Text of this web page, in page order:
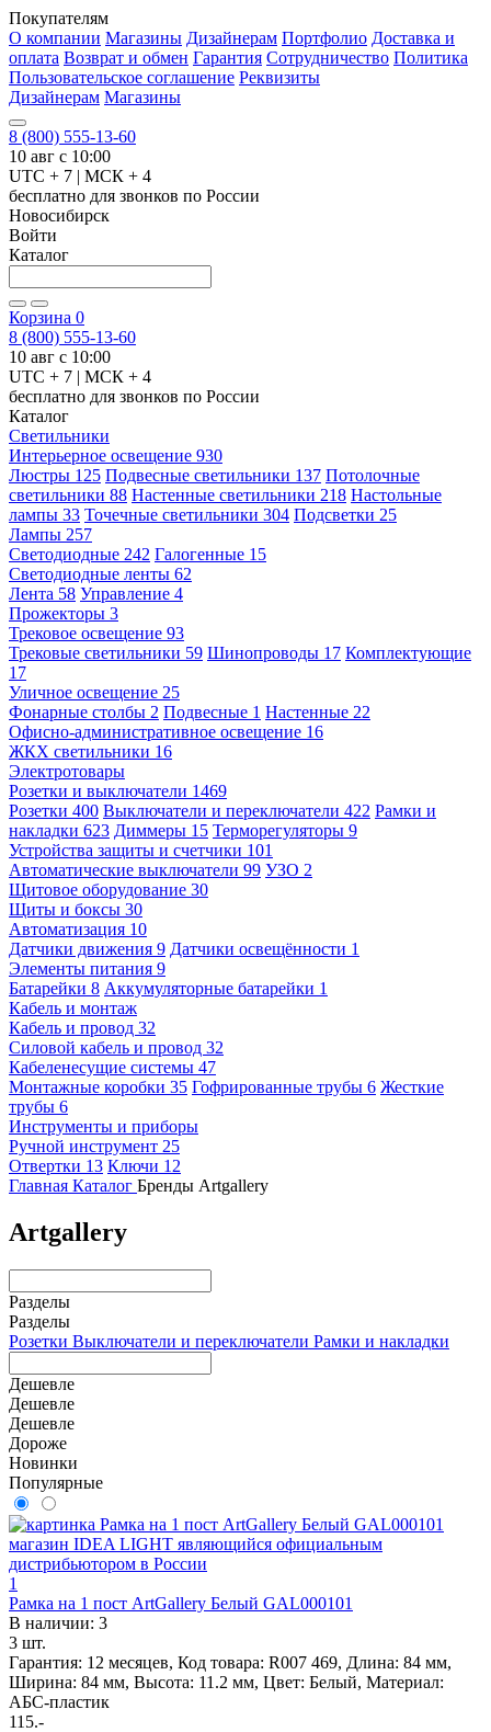
Покупателям
О компании Магазины Дизайнерам Портфолио Доставка и
оплата Возврат и обмен Гарантия Сотрудничество Политика
Пользовательское соглашение Реквизиты
Дизайнерам Магазины
8 (800) 555-13-60
10 авг с 10:00
UTC + 7 | МСК + 4
бесплатно для звонков по России
Новосибирск
Войти
Каталог
Корзина 0
8 (800) 555-13-60
10 авг с 10:00
UTC + 7 | МСК + 4
бесплатно для звонков по России
Каталог
Светильники
Интерьерное освещение 930
Люстры 125 Подвесные светильники 137 Потолочные
светильники 88 Настенные светильники 218 Настольные
лампы 33 Точечные светильники 304 Подсветки 25
Лампы 257
Светодиодные 242 Галогенные 15
Светодиодные ленты 62
Лента 58 Управление 4
Прожекторы 3
Трековое освещение 93
Трековые светильники 59 Шинопроводы 17 Комплектующие
17
Уличное освещение 25
Фонарные столбы 2 Подвесные 1 Настенные 22
Офисно-административное освещение 16
ЖКХ светильники 16
Электротовары
Розетки и выключатели 1469
Розетки 400 Выключатели и переключатели 422 Рамки и
накладки 623 Диммеры 15 Терморегуляторы 9
Устройства защиты и счетчики 101
Автоматические выключатели 99 УЗО 2
Щитовое оборудование 30
Щиты и боксы 30
Автоматизация 10
Датчики движения 9 Датчики освещённости 1
Элементы питания 9
Батарейки 8 Аккумуляторные батарейки 1
Кабель и монтаж
Кабель и провод 32
Силовой кабель и провод 32
Кабеленесущие системы 47
Монтажные коробки 35 Гофрированные трубы 6 Жесткие
трубы 6
Инструменты и приборы
Ручной инструмент 25
Отвертки 13 Ключи 12
Главная Каталог Бренды Artgallery
Artgallery
Разделы
Разделы
Розетки Выключатели и переключатели Рамки и накладки
Дешевле
Дешевле
Дешевле
Дороже
Новинки
Популярные
1
Рамка на 1 пост ArtGallery Белый GAL000101
В наличии: 3
3 шт.
Гарантия: 12 месяцев, Код товара: R007 469, Длина: 84 мм,
Ширина: 84 мм, Высота: 11.2 мм, Цвет: Белый, Материал:
АБС-пластик
115.-